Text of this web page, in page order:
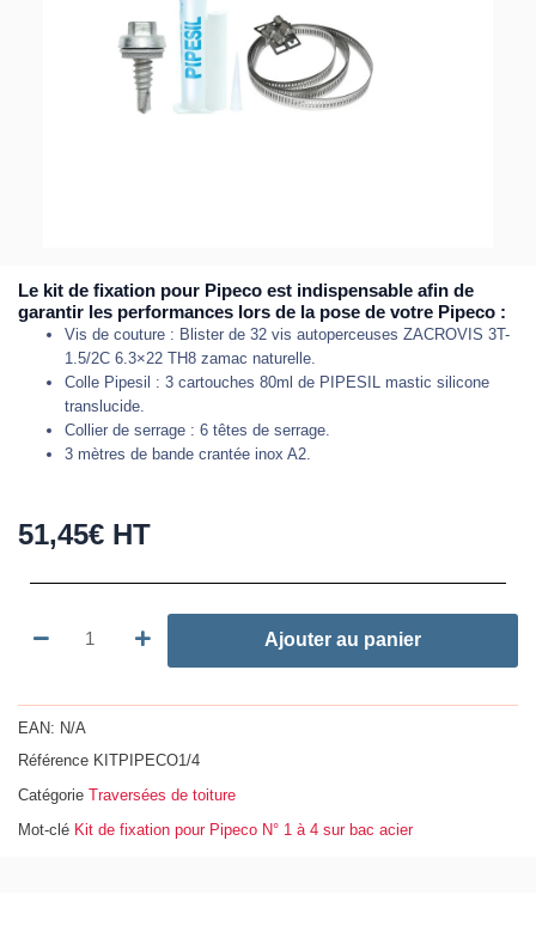
Le kit de fixation pour Pipeco est indispensable afin de
garantir les performances lors de la pose de votre Pipeco :
Vis de couture : Blister de 32 vis autoperceuses ZACROVIS 3T-
1.5/2C 6.3×22 TH8 zamac naturelle.
Colle Pipesil : 3 cartouches 80ml de PIPESIL mastic silicone
translucide.
Collier de serrage : 6 têtes de serrage.
3 mètres de bande crantée inox A2.
51,45€ HT
quantité
pour
Pipeco
N°
Ajouter au panier
EAN: N/A
Référence KITPIPECO1/4
Catégorie Traversées de toiture
Mot-clé Kit de fixation pour Pipeco N° 1 à 4 sur bac acier